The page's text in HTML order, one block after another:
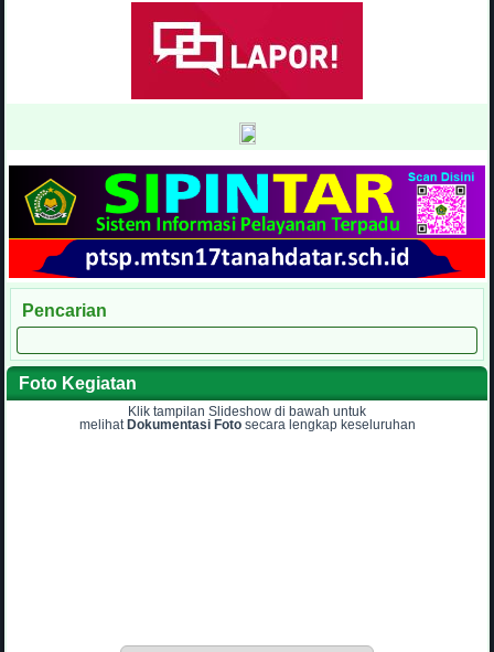
Pencarian
Foto Kegiatan
Klik tampilan Slideshow di bawah untuk
melihat Dokumentasi Fotosecara lengkap keseluruhan